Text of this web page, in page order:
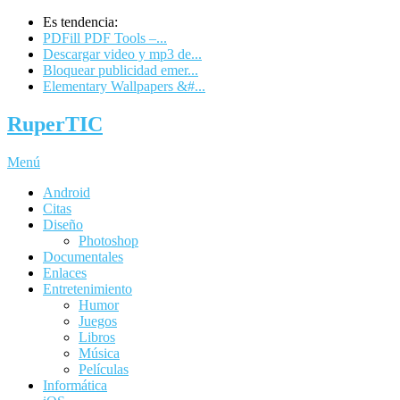
Es tendencia:
PDFill PDF Tools –...
Descargar video y mp3 de...
Bloquear publicidad emer...
Elementary Wallpapers &#...
RuperTIC
Menú
Android
Citas
Diseño
Photoshop
Documentales
Enlaces
Entretenimiento
Humor
Juegos
Libros
Música
Películas
Informática